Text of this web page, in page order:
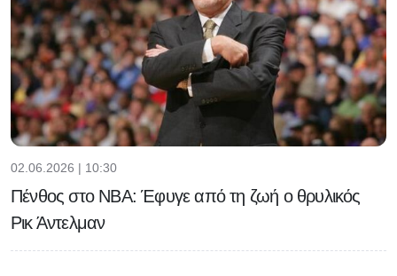
02.06.2026 | 10:30
Πένθος στο NBA: Έφυγε από τη ζωή ο θρυλικός
Ρικ Άντελμαν